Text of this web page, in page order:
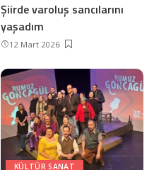
Şiirde varoluş sancılarını
yaşadım
12 Mart 2026
KÜLTÜR SANAT